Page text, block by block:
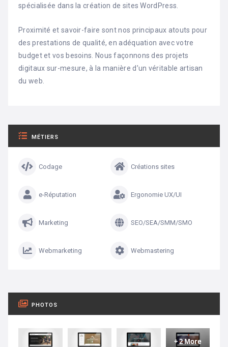
spécialisée dans la création de sites WordPress.
Proximité et savoir-faire sont nos principaux atouts pour
des prestations de qualité, en adéquation avec votre
budget et vos besoins. Nous façonnons des projets
digitaux sur-mesure, à la manière d’un véritable artisan
du web.
MÉTIERS
Codage Créations sites
e-Réputation Ergonomie UX/UI
Marketing SEO/SEA/SMM/SMO
Webmarketing Webmastering
PHOTOS
+ 2 More